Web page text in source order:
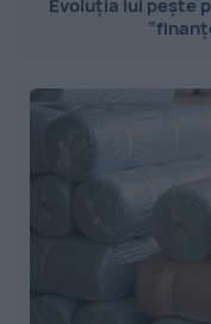
Evoluția lui pește